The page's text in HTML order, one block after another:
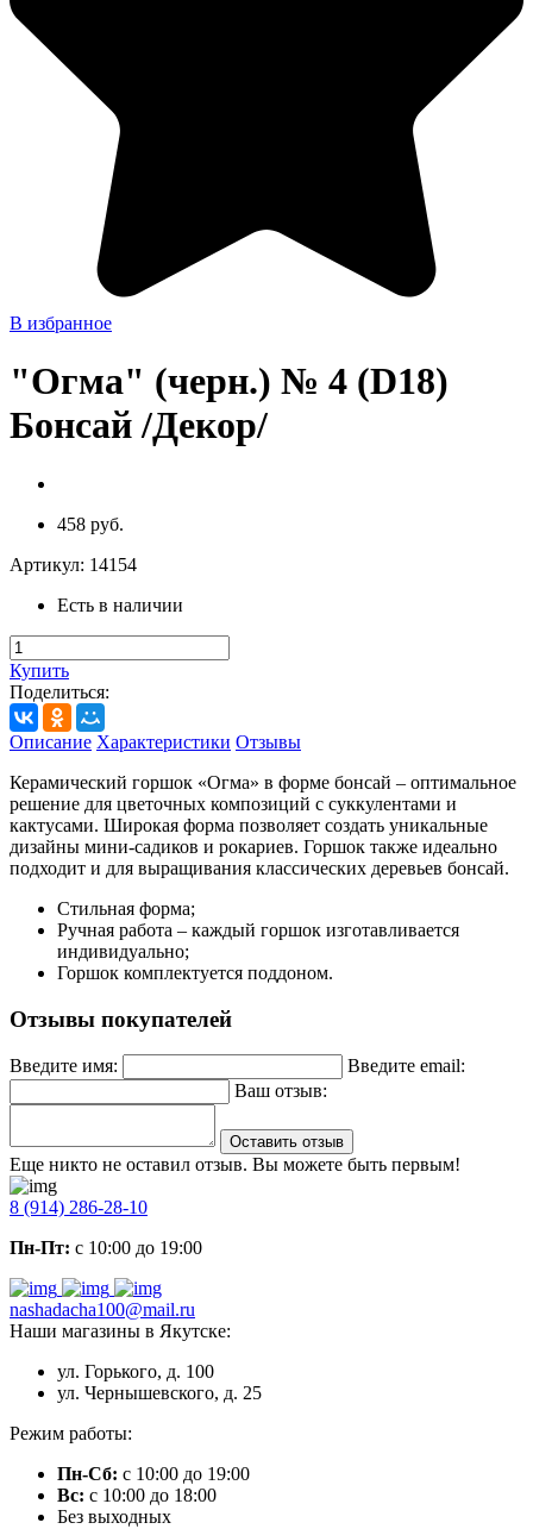
В избранное
"Огма" (черн.) № 4 (D18)
Бонсай /Декор/
458 руб.
Артикул: 14154
Есть в наличии
Купить
Поделиться:
Описание Характеристики Отзывы
Керамический горшок «Огма» в форме бонсай – оптимальное
решение для цветочных композиций с суккулентами и
кактусами. Широкая форма позволяет создать уникальные
дизайны мини-садиков и рокариев. Горшок также идеально
подходит и для выращивания классических деревьев бонсай.
Стильная форма;
Ручная работа – каждый горшок изготавливается
индивидуально;
Горшок комплектуется поддоном.
Отзывы покупателей
Введите имя:
Введите email:
Ваш отзыв:
Оставить отзыв
Еще никто не оставил отзыв. Вы можете быть первым!
8 (914) 286-28-10
Пн-Пт: с 10:00 до 19:00
nashadacha100@mail.ru
Наши магазины в Якутске:
ул. Горького, д. 100
ул. Чернышевского, д. 25
Режим работы:
Пн-Сб: с 10:00 до 19:00
Вс: с 10:00 до 18:00
Без выходных